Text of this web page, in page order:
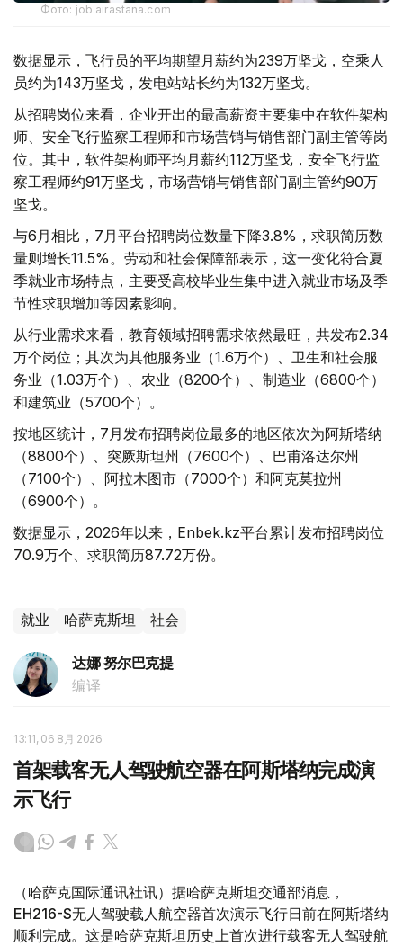
Фото: job.airastana.com
数据显示，飞行员的平均期望月薪约为239万坚戈，空乘人
员约为143万坚戈，发电站站长约为132万坚戈。
从招聘岗位来看，企业开出的最高薪资主要集中在软件架构
师、安全飞行监察工程师和市场营销与销售部门副主管等岗
位。其中，软件架构师平均月薪约112万坚戈，安全飞行监
察工程师约91万坚戈，市场营销与销售部门副主管约90万
坚戈。
与6月相比，7月平台招聘岗位数量下降3.8%，求职简历数
量则增长11.5%。劳动和社会保障部表示，这一变化符合夏
季就业市场特点，主要受高校毕业生集中进入就业市场及季
节性求职增加等因素影响。
从行业需求来看，教育领域招聘需求依然最旺，共发布2.34
万个岗位；其次为其他服务业（1.6万个）、卫生和社会服
务业（1.03万个）、农业（8200个）、制造业（6800个）
和建筑业（5700个）。
按地区统计，7月发布招聘岗位最多的地区依次为阿斯塔纳
（8800个）、突厥斯坦州（7600个）、巴甫洛达尔州
（7100个）、阿拉木图市（7000个）和阿克莫拉州
（6900个）。
数据显示，2026年以来，Enbek.kz平台累计发布招聘岗位
70.9万个、求职简历87.72万份。
就业 哈萨克斯坦 社会
达娜 努尔巴克提
编译
13:11, 06 8月 2026
首架载客无人驾驶航空器在阿斯塔纳完成演
示飞行
（哈萨克国际通讯社讯）据哈萨克斯坦交通部消息，
EH216-S无人驾驶载人航空器首次演示飞行日前在阿斯塔纳
顺利完成。这是哈萨克斯坦历史上首次进行载客无人驾驶航